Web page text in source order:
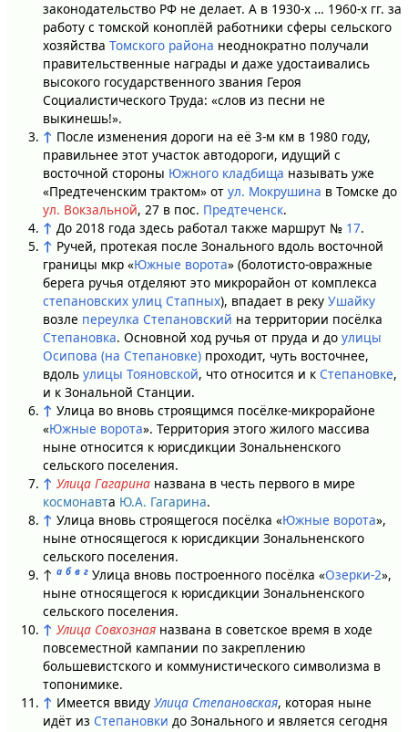
законодательство РФ не делает. А в 1930-х … 1960-х гг. за
работу с томской коноплёй работники сферы сельского
хозяйства Томского района неоднократно получали
правительственные награды и даже удостаивались
высокого государственного звания Героя
Социалистического Труда: «слов из песни не
выкинешь!».
↑ После изменения дороги на её 3-м км в 1980 году,
правильнее этот участок автодороги, идущий с
восточной стороны Южного кладбища называть уже
«Предтеченским трактом» от ул. Мокрушина в Томске до
ул. Вокзальной, 27 в пос. Предтеченск.
↑ До 2018 года здесь работал также маршрут № 17.
↑ Ручей, протекая после Зонального вдоль восточной
границы мкр «Южные ворота» (болотисто-овражные
берега ручья отделяют это микрорайон от комплекса
степановских улиц Стапных), впадает в реку Ушайку
возле переулка Степановский на территории посёлка
Степановка. Основной ход ручья от пруда и до улицы
Осипова (на Степановке)проходит, чуть восточнее,
вдоль улицы Тояновской, что относится и к Степановке,
и к Зональной Станции.
↑ Улица во вновь строящимся посёлке-микрорайоне
«Южные ворота». Территория этого жилого массива
ныне относится к юрисдикции Зональненского
сельского поселения.
↑ Улица Гагаринаназвана в честь первого в мире
космонавта Ю.А. Гагарина.
↑ Улица вновь строящегося посёлка «Южные ворота»,
ныне относящегося к юрисдикции Зональненского
сельского поселения.
↑ а б в г Улица вновь построенного посёлка «Озерки-2»,
ныне относящегося к юрисдикции Зональненского
сельского поселения.
↑ Улица Совхознаяназвана в советское время в ходе
повсеместной кампании по закреплению
большевистского и коммунистического символизма в
топонимике.
↑ Имеется ввиду Улица Степановская, которая ныне
идёт из Степановки до Зонального и является сегодня